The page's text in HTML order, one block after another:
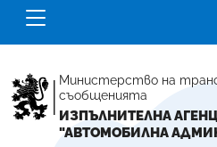
Министерство на
съобщенията
ИЗПЪЛНИТЕЛНА
"АВТОМОБИЛНА